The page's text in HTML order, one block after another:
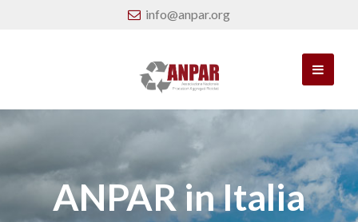
info@anpar.org
ANPAR in Italia